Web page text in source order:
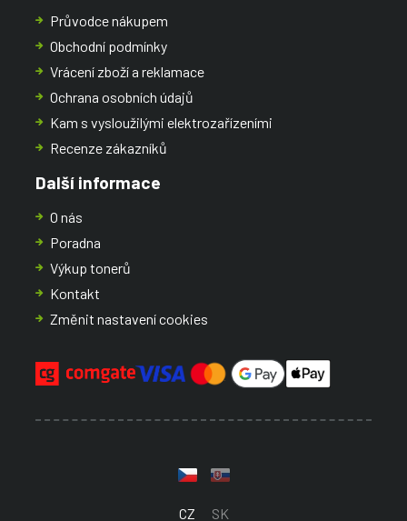
Průvodce nákupem
Obchodní podmínky
Vrácení zboží a reklamace
Ochrana osobních údajů
Kam s vysloužilými elektrozařízeními
Recenze zákazníků
Další informace
O nás
Poradna
Výkup tonerů
Kontakt
Změnit nastavení cookies
CZ SK